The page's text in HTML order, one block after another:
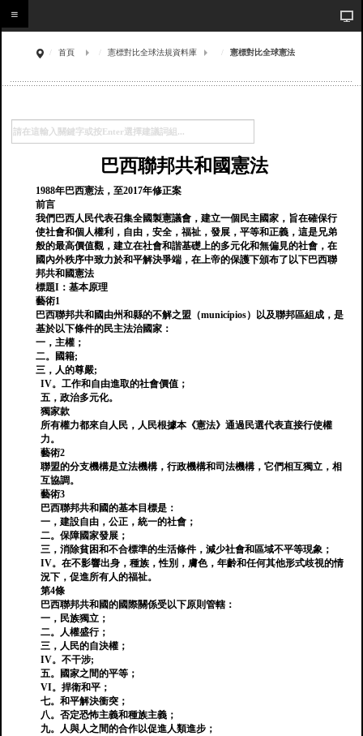
首頁 憲標對比全球法規資料庫 憲標對比全球憲法
巴西聯邦共和國憲法
1988年巴西憲法，至2017年修正案
前言
我們巴西人民代表召集全國製憲議會，建立一個民主國家，旨在確保行
使社會和個人權利，自由，安全，福祉，發展，平等和正義，這是兄弟
般的最高價值觀，建立在社會和諧基礎上的多元化和無偏見的社會，在
國內外秩序中致力於和平解決爭端，在上帝的保護下頒布了以下巴西聯
邦共和國憲法
標題I：基本原理
藝術1
巴西聯邦共和國由州和縣的不解之盟（municípios）以及聯邦區組成，是
基於以下條件的民主法治國家：
一，主權；
二。國籍;
三，人的尊嚴;
IV。工作和自由進取的社會價值；
五，政治多元化。
獨家款
所有權力都來自人民，人民根據本《憲法》通過民選代表直接行使權
力。
藝術2
聯盟的分支機構是立法機構，行政機構和司法機構，它們相互獨立，相
互協調。
藝術3
巴西聯邦共和國的基本目標是：
一，建設自由，公正，統一的社會；
二。保障國家發展；
三，消除貧困和不合標準的生活條件，減少社會和區域不平等現象；
IV。在不影響出身，種族，性別，膚色，年齡和任何其他形式歧視的情
況下，促進所有人的福祉。
第4條
巴西聯邦共和國的國際關係受以下原則管轄：
一，民族獨立；
二。人權盛行；
三，人民的自決權；
IV。不干涉;
五。國家之間的平等；
VI。捍衛和平；
七。和平解決衝突；
八。否定恐怖主義和種族主義；
九。人與人之間的合作以促進人類進步；